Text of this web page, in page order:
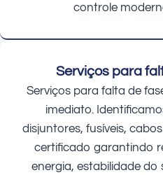
controle
Serviços para
Serviços para falta de
imediato.
disjuntores, fusíveis,
certificado garantindo
energia, estabilidade